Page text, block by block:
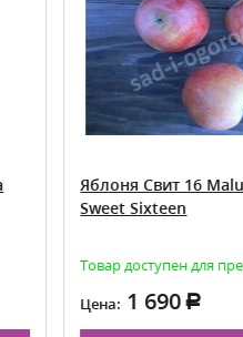
Свит 16 Malus domestica
доступен для предзаказа на май